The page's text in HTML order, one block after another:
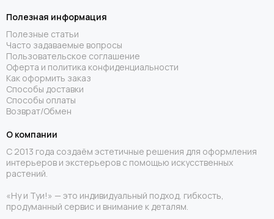
Полезная информация
Полезные статьи
Часто задаваемые вопросы
Пользовательское соглашение
Оферта и политика конфиденциальности
Как оформить заказ
Способы доставки
Способы оплаты
Возврат/Обмен
О компании
С 2013 года создаём эстетичные решения для оформления
интерьеров и экстерьеров с помощью искусственных
растений.
«Ну и Туи!» — это индивидуальный подход, гибкость,
продуманный сервис и внимание к деталям.